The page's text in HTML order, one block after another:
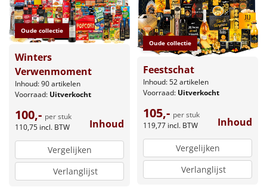
Oude collectie
Winters
Verwenmoment
Inhoud: 90 artikelen
Voorraad: Uitverkocht
100,- per stuk
110,75 incl. BTW Inhoud
Vergelijken
Verlanglijst
Oude collectie
Feestschat
Inhoud: 52 artikelen
Voorraad: Uitverkocht
105,- per stuk
119,77 incl. BTW Inhoud
Vergelijken
Verlanglijst